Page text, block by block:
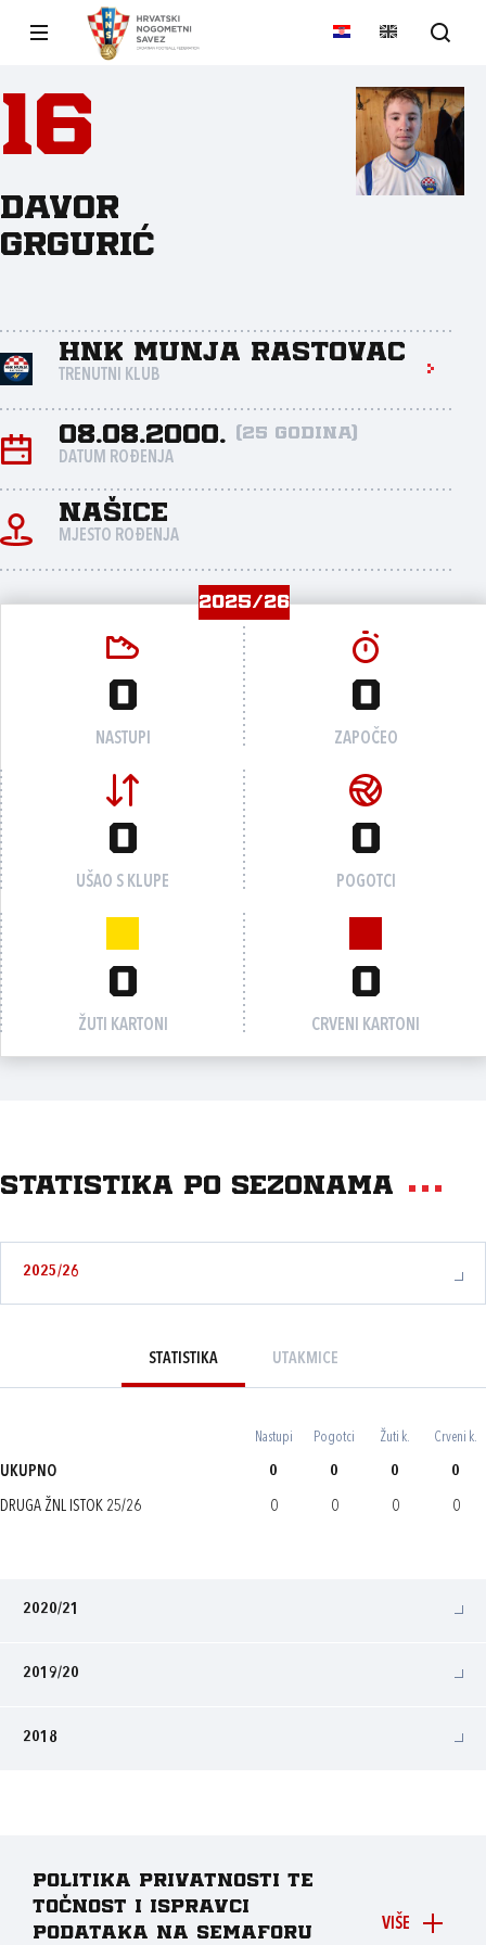
16
Davor
Grgurić
HNK Munja Rastovac
TRENUTNI KLUB
08.08.2000. (25 godina)
DATUM ROĐENJA
Našice
MJESTO ROĐENJA
2025/26
0
NASTUPI
0
ZAPOČEO
0
UŠAO S KLUPE
0
POGOTCI
0
ŽUTI KARTONI
0
CRVENI KARTONI
Statistika po sezonama
2025/26
STATISTIKA UTAKMICE
Nastupi Pogotci Žuti k. Crveni k.
UKUPNO 0 0 0 0
DRUGA ŽNL ISTOK 25/26 0 0 0 0
2020/21
2019/20
2018
VIŠE
Politika privatnosti te
točnost i ispravci
podataka na Semaforu